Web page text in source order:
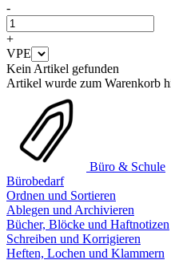
-
+
VPE
Kein Artikel gefunden
Artikel wurde zum Warenkorb
Büro & Schule
Bürobedarf
Ordnen und Sortieren
Ablegen und Archivieren
Bücher, Blöcke und Haftnotizen
Schreiben und Korrigieren
Heften, Lochen und Klammern